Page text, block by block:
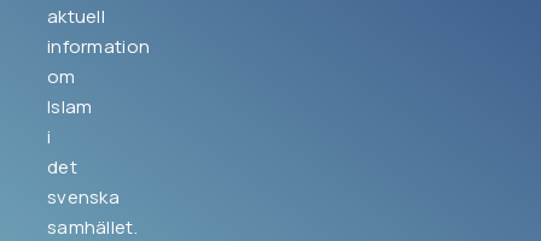
aktuell
information
om
Islam
i
det
svenska
samhället.